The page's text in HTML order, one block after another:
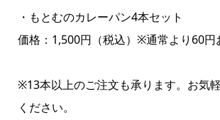
・もとむのカレーパン4本セット
価格：1,500円（税込）※通常より60円
※13本以上のご注文も承ります。お気
ください。